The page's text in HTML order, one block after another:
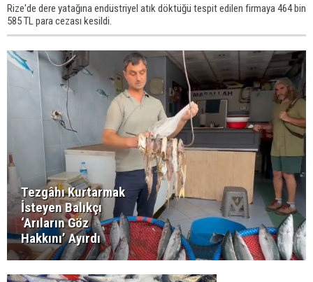
Rize'de dere yatağına endüstriyel atık döktüğü tespit edilen firmaya 464 bin
585 TL para cezası kesildi.
Tezgâhı Kurtarmak
İsteyen Balıkçı
‘Arıların Göz
Hakkını’ Ayırdı